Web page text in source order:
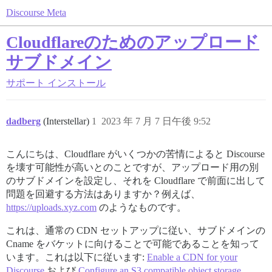
Discourse Meta
Cloudflareのためのアップロード
サブドメイン
サポート インストール
dadberg (Interstellar) 2023 年 7 月 7 日午後 9:52
1
こんにちは、Cloudflare がいくつかの苦情によると Discourse
を壊す可能性が高いとのことですが、アップロード用の別
のサブドメインを設定し、それを Cloudflare で前面に出して
問題を回避する方法はありますか？例えば、
https://uploads.xyz.com のようなものです。
これは、通常の CDN セットアップに従い、サブドメインの
Cname をバケットに向けることで可能であることを知って
います。これは以下に従います: Enable a CDN for your